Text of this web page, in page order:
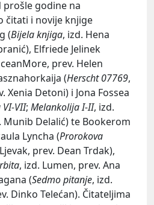
godine na
čitati i novije knjige
(Bijela knjiga, izd. Hena
Elfriede Jelinek
prev. Helen
(Herscht 07769,
Xenia Detoni) i Jona Fossea
VII; Melankolija I-II, izd.
Munib Delalić) te Bookerom
Lyncha (Prorokova
prev. Dean Trdak),
, izd. Lumen, prev. Ana
(Sedmo pitanje, izd.
Dinko Telećan). Čitateljima